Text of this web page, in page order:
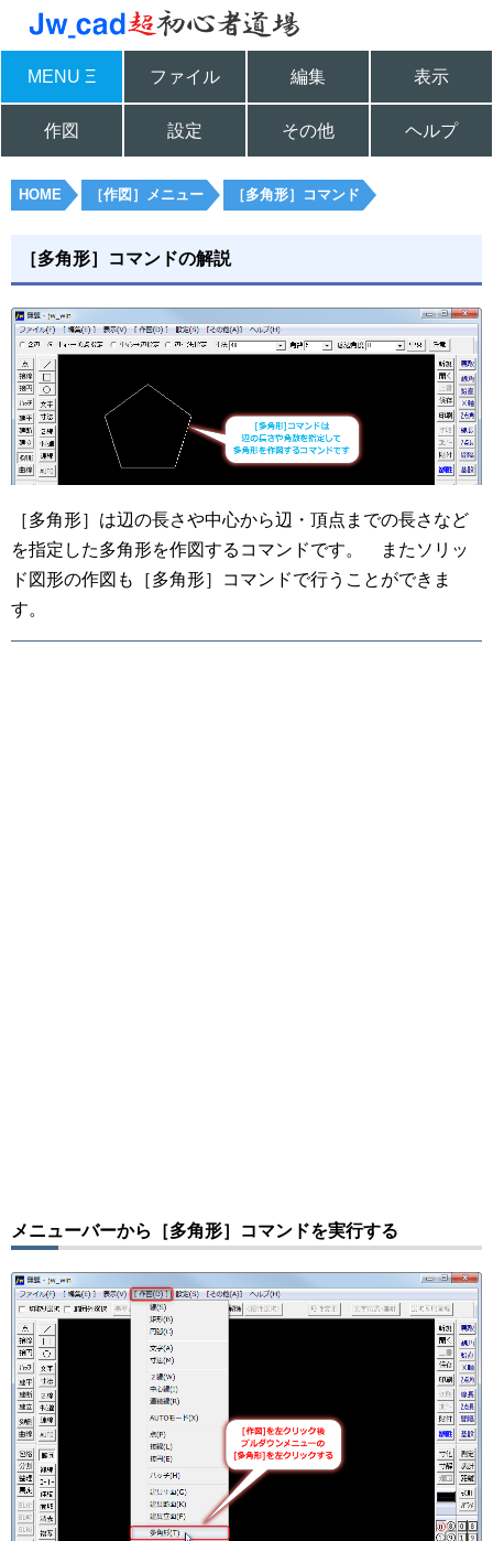
MENU Ξ ファイル 編集 表示
作図 設定 その他 ヘルプ
HOME ［作図］メニュー ［多角形］コマンド
［多角形］コマンドの解説
［多角形］は辺の長さや中心から辺・頂点までの長さなど
を指定した多角形を作図するコマンドです。 またソリッ
ド図形の作図も［多角形］コマンドで行うことができま
す。
メニューバーから［多角形］コマンドを実行する